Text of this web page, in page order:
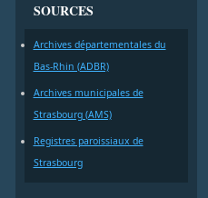
SOURCES
Archives départementales du
Bas-Rhin (ADBR)
Archives municipales de
Strasbourg (AMS)
Registres paroissiaux de
Strasbourg